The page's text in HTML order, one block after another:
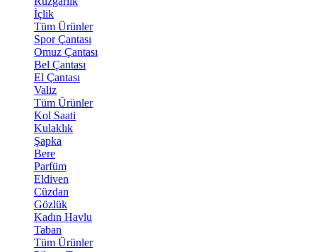
İçlik
Tüm Ürünler
Spor Çantası
Omuz Çantası
Bel Çantası
El Çantası
Valiz
Tüm Ürünler
Kol Saati
Kulaklık
Şapka
Bere
Parfüm
Eldiven
Cüzdan
Gözlük
Kadın Havlu
Taban
Tüm Ürünler